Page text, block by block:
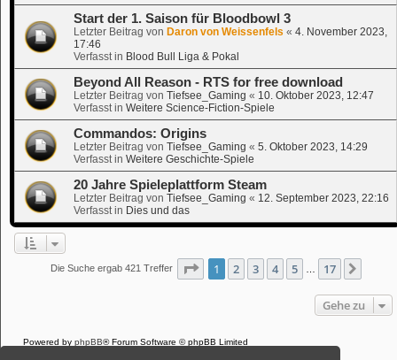
Start der 1. Saison für Bloodbowl 3
Letzter Beitrag von Daron von Weissenfels « 4. November 2023,
17:46
Verfasst in Blood Bull Liga & Pokal
Beyond All Reason - RTS for free download
Letzter Beitrag von Tiefsee_Gaming « 10. Oktober 2023, 12:47
Verfasst in Weitere Science-Fiction-Spiele
Commandos: Origins
Letzter Beitrag von Tiefsee_Gaming « 5. Oktober 2023, 14:29
Verfasst in Weitere Geschichte-Spiele
20 Jahre Spieleplattform Steam
Letzter Beitrag von Tiefsee_Gaming « 12. September 2023, 22:16
Verfasst in Dies und das
Die Suche ergab 421 Treffer Seite 1von 17
1 2 3 4 5 17
Gehe zu
Powered by phpBB® Forum Software © phpBB Limited